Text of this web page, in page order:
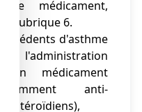
ce médicament,
la rubrique 6.
d'asthme
l'administration
médicament
anti-
stéroïdiens),